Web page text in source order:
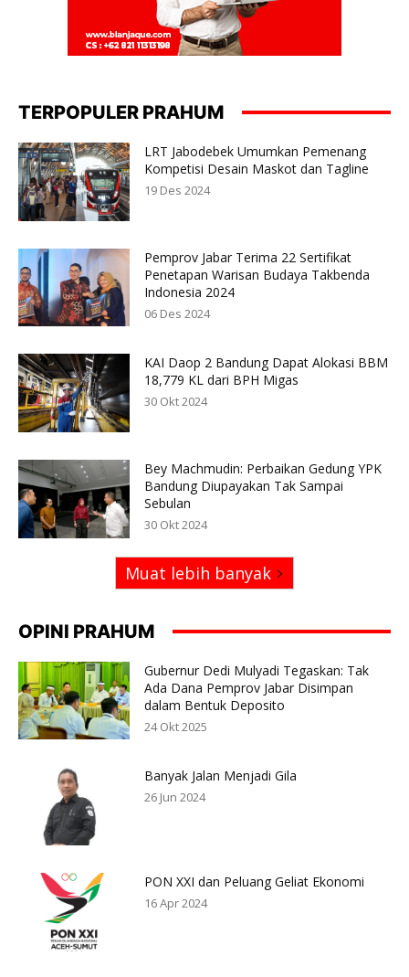
TERPOPULER PRAHUM
LRT Jabodebek Umumkan Pemenang
Kompetisi Desain Maskot dan Tagline
19 Des 2024
Pemprov Jabar Terima 22 Sertifikat
Penetapan Warisan Budaya Takbenda
Indonesia 2024
06 Des 2024
KAI Daop 2 Bandung Dapat Alokasi BBM
18,779 KL dari BPH Migas
30 Okt 2024
Bey Machmudin: Perbaikan Gedung YPK
Bandung Diupayakan Tak Sampai
Sebulan
30 Okt 2024
Muat lebih banyak
OPINI PRAHUM
Gubernur Dedi Mulyadi Tegaskan: Tak
Ada Dana Pemprov Jabar Disimpan
dalam Bentuk Deposito
24 Okt 2025
Banyak Jalan Menjadi Gila
26 Jun 2024
PON XXI dan Peluang Geliat Ekonomi
16 Apr 2024